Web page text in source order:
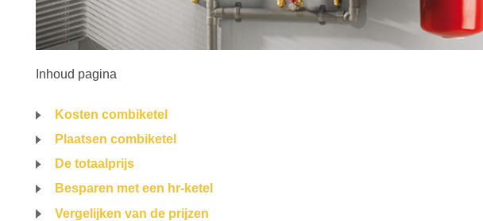
Inhoud pagina
Kosten combiketel
Plaatsen combiketel
De totaalprijs
Besparen met een hr-ketel
Vergelijken van de prijzen